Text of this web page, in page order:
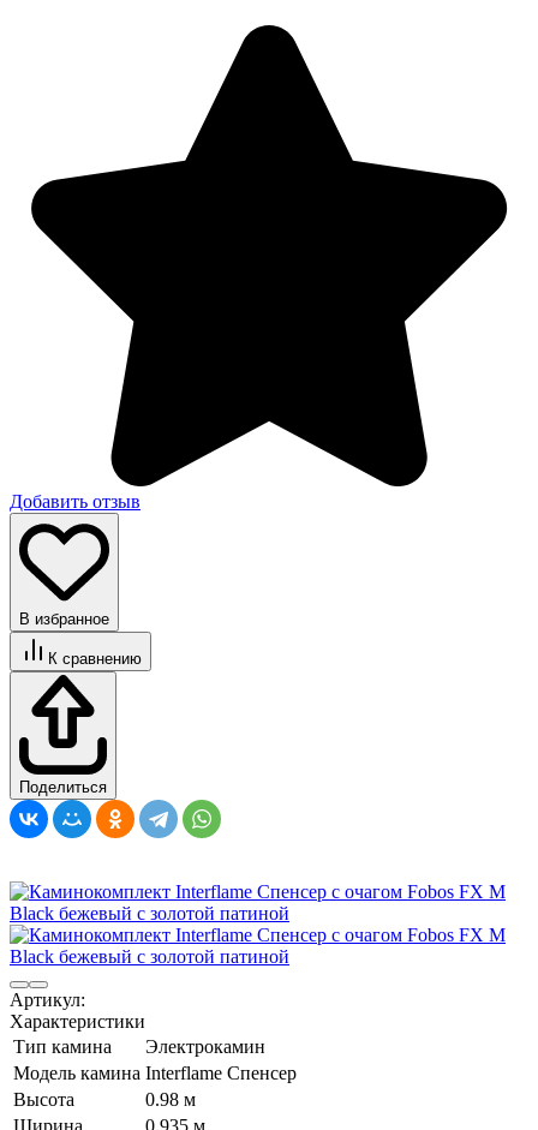
Добавить отзыв
В избранное
К сравнению
Поделиться
Артикул:
Характеристики
Тип камина
Электрокамин
Модель камина Interflame Спенсер
Высота
0.98 м